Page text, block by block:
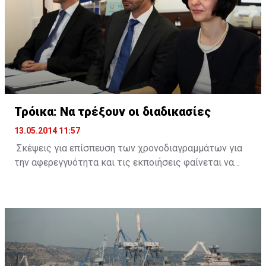
οπωσδήποτε συμπεριφορά από μέρους των όσων
είχαν την ευθύνη του χρηματοπιστωτικού συστήματος
της χώρας - έχει περατώσει σε συντομότατο χρόνο,
λαμβάνοντας υπόψη την πολυπλοκότητα του θέματος,
μια έρευνα με συγκεκριμένα πορίσματα τα οποία,
χωρίς αμφιβολία, είμαι βέβαιος ότι θα βοηθήσουν και
τον φέροντα την ευθύνη, τον Γενικό Εισαγγελέα, για
δίωξη και τιμωρία των όσων ενέχονται στο έγκλημα
κατά της οικονομίας του τόπου».
Τρόικα: Να τρέξουν οι διαδικασίες
13.05.2014 11:57
Σκέψεις για επίσπευση των χρονοδιαγραμμάτων για
την αφερεγγυότητα και τις εκποιήσεις φαίνεται να
(ΜΕΔ).
Πηγές από την Τρόικα δήλωσαν στο ΚΥΠΕ πως τόσο οι
μακροοικονομικές όσο και οι δημοσιονομικές
εξελίξεις είναι καλύτερες απ` ότι ανέμεναν οι